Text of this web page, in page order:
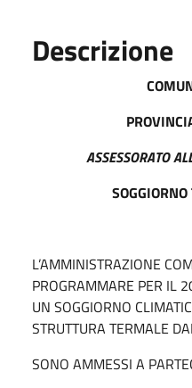
Descrizione
ASSESSORATO
L’AMMINISTRAZIONE
PROGRAMMARE PER IL
UN SOGGIORNO
STRUTTURA TERMALE
SONO AMMESSI A